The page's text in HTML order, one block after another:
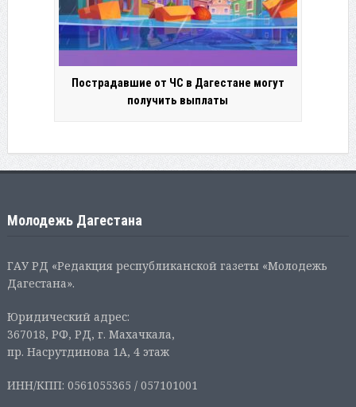
Пострадавшие от ЧС в Дагестане могут
получить выплаты
Молодежь Дагестана
ГАУ РД «Редакция республиканской газеты «Молодежь
Дагестана».
Юридический адрес:
367018, РФ, РД, г. Махачкала,
пр. Насрутдинова 1А, 4 этаж
ИНН/КПП: 0561055365 / 057101001